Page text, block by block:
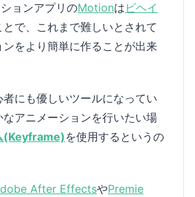
ョンアプリのMotionは ビヘイ
とで、これまで難しいとされて
をより簡単に作ることが出来
者にも優しいツールになってい
なアニメーションを行いたい場
(Keyframe) を使用するというの
After EffectsやPremie